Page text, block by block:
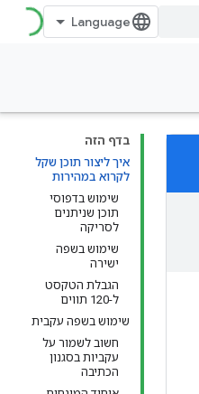
בדף הזה
איך ליצור תוכן שקל
לקרוא במהירות
שימוש בדפוסי
תוכן שניתנים
לסריקה
שימוש בשפה
ישירה
הגבלת הטקסט
ל-120 תווים
שימוש בשפה עקבית
חשוב לשמור על
עקביות בסגנון
הכתיבה